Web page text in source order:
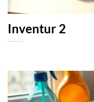
Inventur 2